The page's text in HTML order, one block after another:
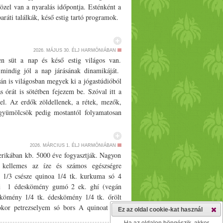
van a nyaralás időpontja. Esténként a
találkák, késő estig tartó programok.
a tavak és medencék hűsítő vizét.
elengedni ami nem annyira fontos
intenzív hőség miatt a szervezeted
sok folyadékot, lédús gyümölcsöket,
A meleg miatt, ahogy fokozódik a
erős kritikai hajlam. A július izgalmas
kiszáradása felé. Még mindig a pitta
egyik legjobb módja a pihenés,
Életmód A nyaralás
egy program miatt. Ahhoz, hogy a belső
Este próbálj időben ágyba kerülni.
a kisgyerekeknél látványos, hogy az
jelent a belső stabilitásunkra. A
amikor előveszem a rózsavizet.
hűsít, nyugtat, energetizál a nagy
érzed, hogy ingerültebb vagy a meleg
csak ülj ki a teraszra. A hold fénye hűsíti
fák alatt pihenj. Kerüld az intenzív
2026. MÁJUS 30. ÉLJ HARMÓNIÁBAN
süt a nap és késő estig világos van.
jól a nap járásának dinamikáját.
is világosban megyek ki a jógastúdióból
órát is sötétben fejezem be. Szóval itt a
Az erdők zöldellenek, a rétek, mezők,
pedig mostantól folyamatosan
a friss zöldségekkel - friss sárgarépa,
meleg nem csak a természetben és a
megőrzéséhez fontos, hogy nyáron
kevesebb az energiájuk, jobban izzadnak
nem tartózkodsz kint a tűző napon és
helyet és pihenj kicsit. Sajnos a
nagyon megterheli a szervezetedet és
szervezeted természetes módon kezdjen
szervezet bámulatos módon tud az
2026. MÁRCIUS 1. ÉLJ HARMÓNIÁBAN
kb. 5000 éve fogyasztják. Nagyon
az íze és számos egészségre
­­3 csésze quinoa 1/­­4 tk. kurkuma só 4
1 édeskömény gumó 2 ek. ghí (vegán
1/­­4 tk. édeskömény 1/­­4 tk. őrölt
petrezselyem só bors A quinoat egy
áttetsző nem lesz - majd csöpögtesd le .
Ez az oldal cookie-kat használ